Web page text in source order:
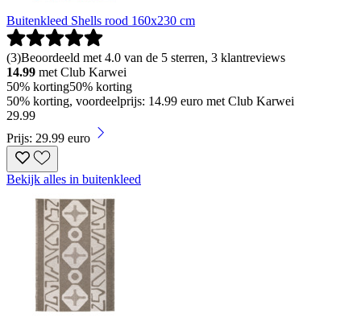
Buitenkleed Shells rood 160x230 cm
(3)Beoordeeld met 4.0 van de 5 sterren, 3 klantreviews
14.99 met Club Karwei
50% korting50% korting
50% korting, voordeelprijs: 14.99 euro met Club Karwei
29.99
Prijs: 29.99 euro
Bekijk alles in buitenkleed